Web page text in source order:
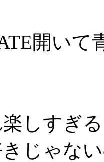
開いて
しすぎ
じゃな